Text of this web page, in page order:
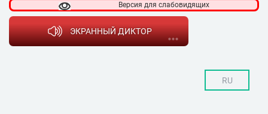
Версия для слабовидящих
ЭКРАННЫЙ ДИКТОР
RU